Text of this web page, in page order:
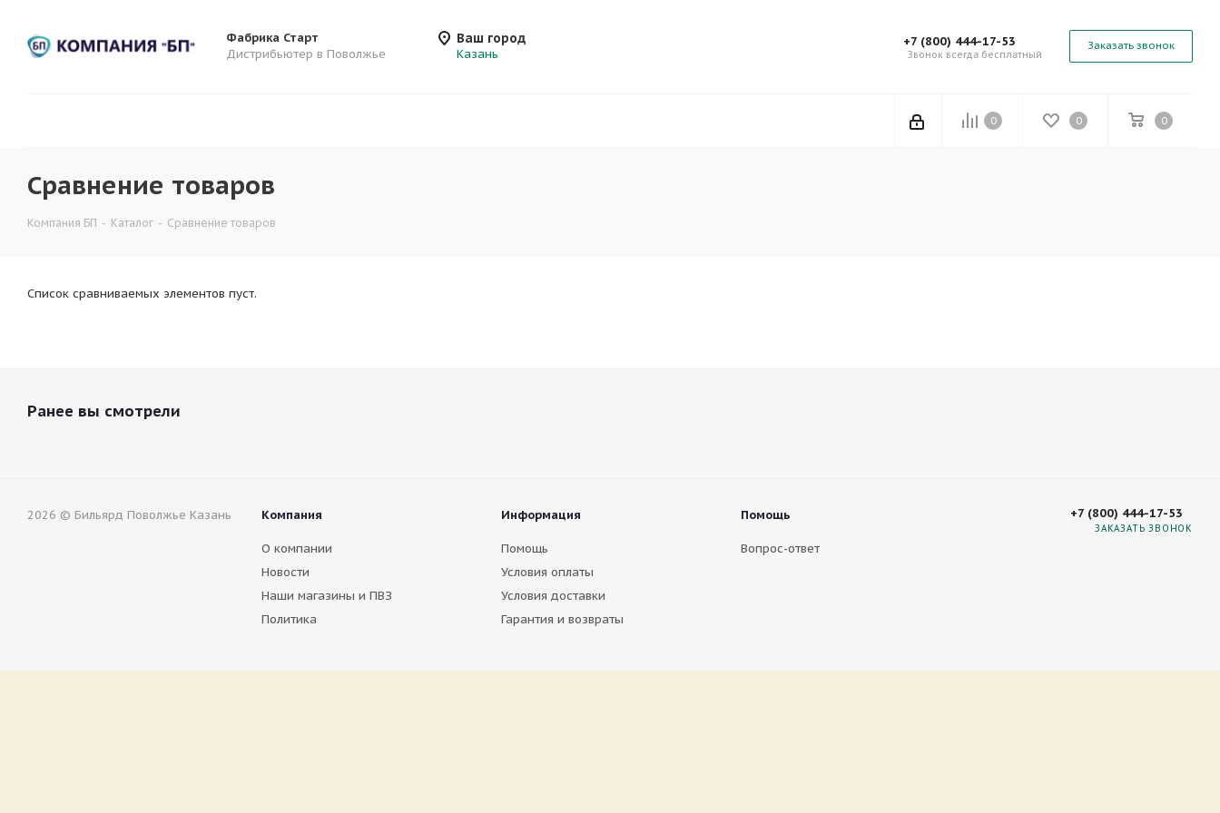
Фабрика Старт
Дистрибьютер в Поволжье
Ваш город
Казань
+7 (800) 444-17-53
Звонок всегда бесплатный
Заказать звонок
0 0 0
Сравнение товаров
Компания БП - Каталог - Сравнение товаров
Список сравниваемых элементов пуст.
Ранее вы смотрели
2026 © Бильярд Поволжье Казань Компания
О компании
Новости
Наши магазины и ПВЗ
Политика
Информация
Помощь
Условия оплаты
Условия доставки
Гарантия и возвраты
Помощь
Вопрос-ответ
+7 (800) 444-17-53
ЗАКАЗАТЬ ЗВОНОК